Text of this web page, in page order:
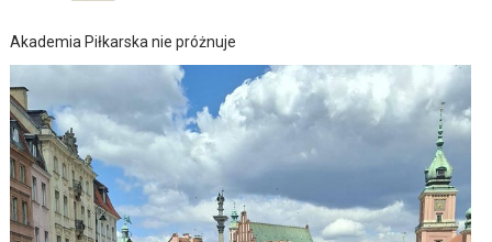
Akademia Piłkarska nie próżnuje